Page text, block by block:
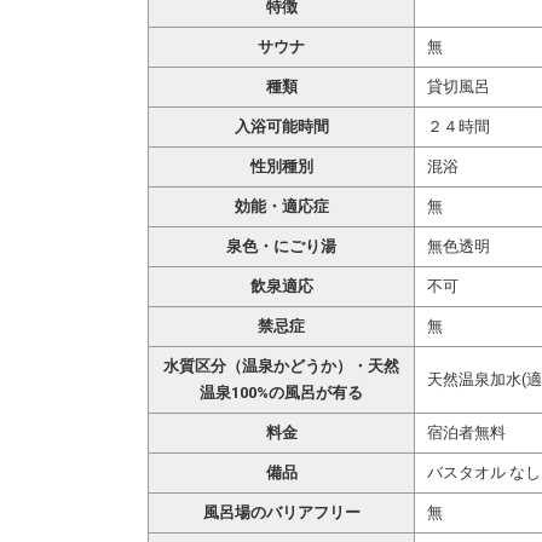
特徴
サウナ 無
種類 貸切風呂
入浴可能時間 ２４時間
性別種別 混浴
効能・適応症 無
泉色・にごり湯 無色透明
飲泉適応 不可
禁忌症 無
水質区分（温泉かどうか）・天然
温泉100%の風呂が有る
天然温泉加水(
料金 宿泊者無料
備品 バスタオル なし
風呂場のバリアフリー 無